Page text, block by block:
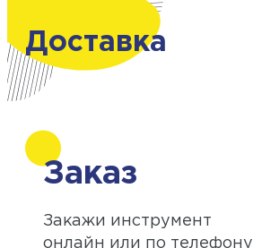
Доставка
Заказ
Закажи инструмент
онлайн или по телефону